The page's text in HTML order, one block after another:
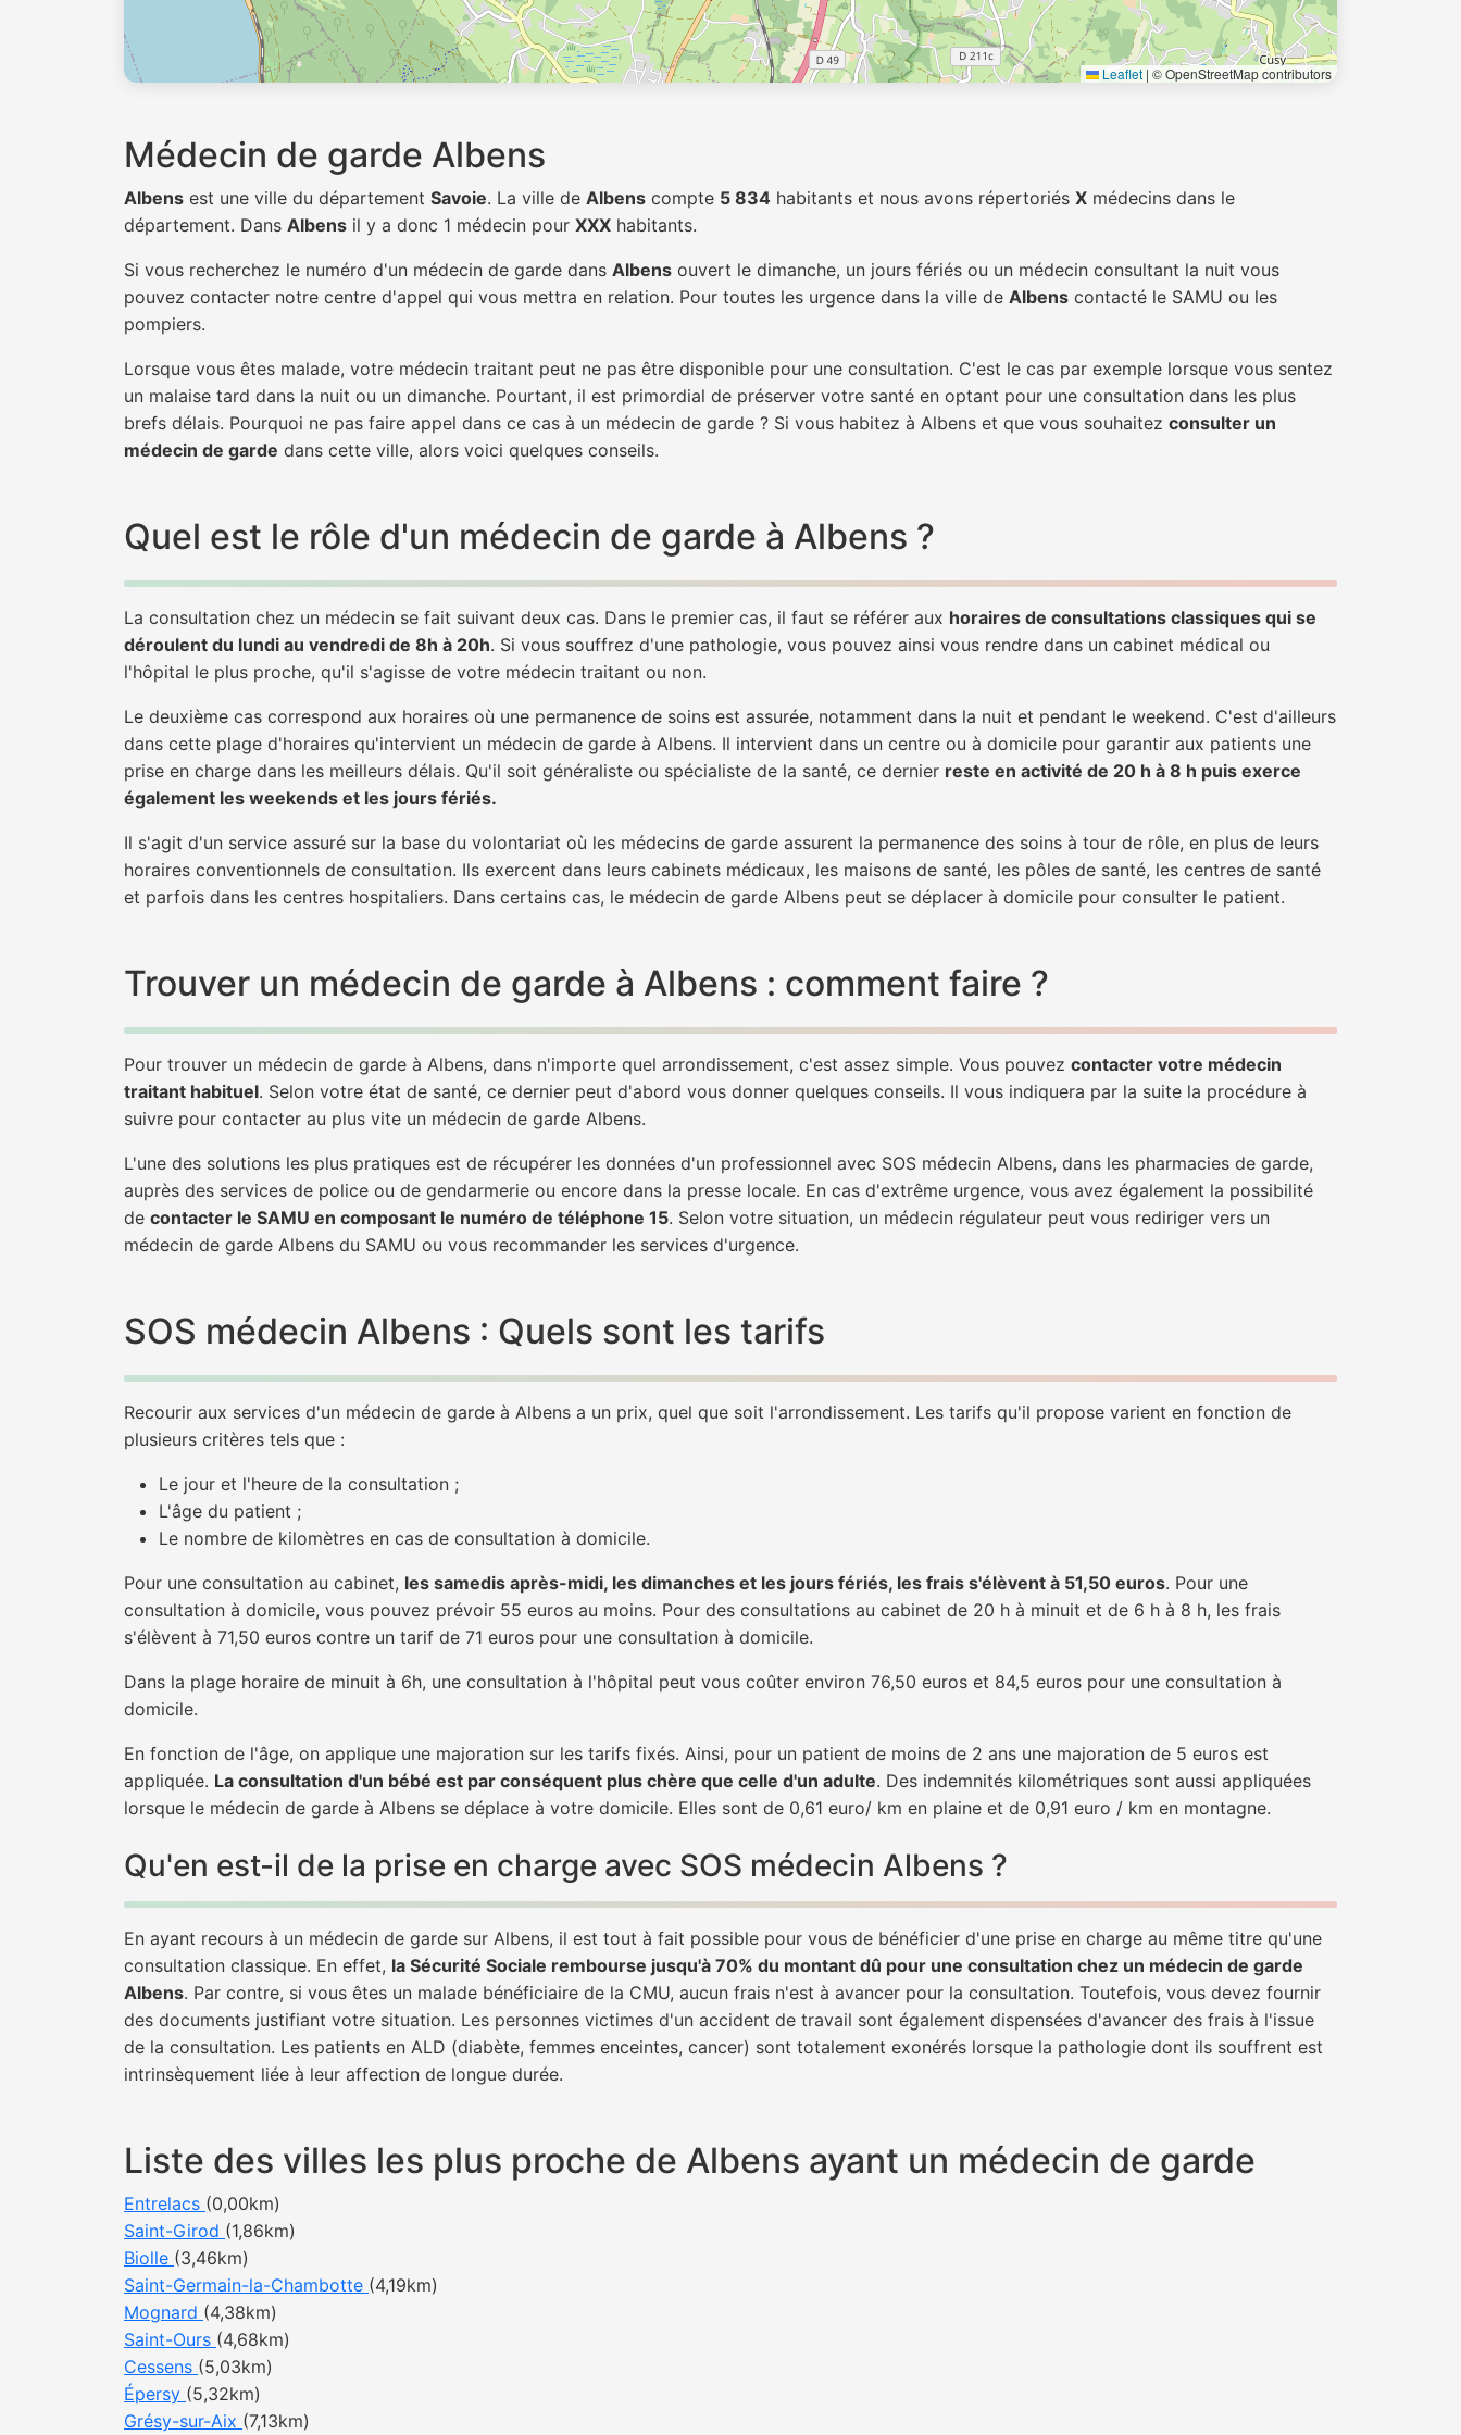
Leaflet | © OpenStreetMap contributors
Médecin de garde Albens
Albens est une ville du département Savoie. La ville de Albens compte 5 834 habitants et nous avons répertoriés X médecins dans le
département. Dans Albens il y a donc 1 médecin pour XXX habitants.
Si vous recherchez le numéro d'un médecin de garde dans Albens ouvert le dimanche, un jours fériés ou un médecin consultant la nuit vous
pouvez contacter notre centre d'appel qui vous mettra en relation. Pour toutes les urgence dans la ville de Albens contacté le SAMU ou les
pompiers.
Lorsque vous êtes malade, votre médecin traitant peut ne pas être disponible pour une consultation. C'est le cas par exemple lorsque vous sentez
un malaise tard dans la nuit ou un dimanche. Pourtant, il est primordial de préserver votre santé en optant pour une consultation dans les plus
brefs délais. Pourquoi ne pas faire appel dans ce cas à un médecin de garde ? Si vous habitez à Albens et que vous souhaitez consulter un
médecin de garde dans cette ville, alors voici quelques conseils.
Quel est le rôle d'un médecin de garde à Albens ?
La consultation chez un médecin se fait suivant deux cas. Dans le premier cas, il faut se référer aux horaires de consultations classiques qui se
déroulent du lundi au vendredi de 8h à 20h. Si vous souffrez d'une pathologie, vous pouvez ainsi vous rendre dans un cabinet médical ou
l'hôpital le plus proche, qu'il s'agisse de votre médecin traitant ou non.
Le deuxième cas correspond aux horaires où une permanence de soins est assurée, notamment dans la nuit et pendant le weekend. C'est d'ailleurs
dans cette plage d'horaires qu'intervient un médecin de garde à Albens. Il intervient dans un centre ou à domicile pour garantir aux patients une
prise en charge dans les meilleurs délais. Qu'il soit généraliste ou spécialiste de la santé, ce dernier reste en activité de 20 h à 8 h puis exerce
également les weekends et les jours fériés.
Il s'agit d'un service assuré sur la base du volontariat où les médecins de garde assurent la permanence des soins à tour de rôle, en plus de leurs
horaires conventionnels de consultation. Ils exercent dans leurs cabinets médicaux, les maisons de santé, les pôles de santé, les centres de santé
et parfois dans les centres hospitaliers. Dans certains cas, le médecin de garde Albens peut se déplacer à domicile pour consulter le patient.
Trouver un médecin de garde à Albens : comment faire ?
Pour trouver un médecin de garde à Albens, dans n'importe quel arrondissement, c'est assez simple. Vous pouvez contacter votre médecin
traitant habituel. Selon votre état de santé, ce dernier peut d'abord vous donner quelques conseils. Il vous indiquera par la suite la procédure à
suivre pour contacter au plus vite un médecin de garde Albens.
L'une des solutions les plus pratiques est de récupérer les données d'un professionnel avec SOS médecin Albens, dans les pharmacies de garde,
auprès des services de police ou de gendarmerie ou encore dans la presse locale. En cas d'extrême urgence, vous avez également la possibilité
de contacter le SAMU en composant le numéro de téléphone 15. Selon votre situation, un médecin régulateur peut vous rediriger vers un
médecin de garde Albens du SAMU ou vous recommander les services d'urgence.
SOS médecin Albens : Quels sont les tarifs
Recourir aux services d'un médecin de garde à Albens a un prix, quel que soit l'arrondissement. Les tarifs qu'il propose varient en fonction de
plusieurs critères tels que :
Le jour et l'heure de la consultation ;
L'âge du patient ;
Le nombre de kilomètres en cas de consultation à domicile.
Pour une consultation au cabinet, les samedis après-midi, les dimanches et les jours fériés, les frais s'élèvent à 51,50 euros. Pour une
consultation à domicile, vous pouvez prévoir 55 euros au moins. Pour des consultations au cabinet de 20 h à minuit et de 6 h à 8 h, les frais
s'élèvent à 71,50 euros contre un tarif de 71 euros pour une consultation à domicile.
Dans la plage horaire de minuit à 6h, une consultation à l'hôpital peut vous coûter environ 76,50 euros et 84,5 euros pour une consultation à
domicile.
En fonction de l'âge, on applique une majoration sur les tarifs fixés. Ainsi, pour un patient de moins de 2 ans une majoration de 5 euros est
appliquée. La consultation d'un bébé est par conséquent plus chère que celle d'un adulte. Des indemnités kilométriques sont aussi appliquées
lorsque le médecin de garde à Albens se déplace à votre domicile. Elles sont de 0,61 euro/ km en plaine et de 0,91 euro / km en montagne.
Qu'en est-il de la prise en charge avec SOS médecin Albens ?
En ayant recours à un médecin de garde sur Albens, il est tout à fait possible pour vous de bénéficier d'une prise en charge au même titre qu'une
consultation classique. En effet, la Sécurité Sociale rembourse jusqu'à 70% du montant dû pour une consultation chez un médecin de garde
Albens. Par contre, si vous êtes un malade bénéficiaire de la CMU, aucun frais n'est à avancer pour la consultation. Toutefois, vous devez fournir
des documents justifiant votre situation. Les personnes victimes d'un accident de travail sont également dispensées d'avancer des frais à l'issue
de la consultation. Les patients en ALD (diabète, femmes enceintes, cancer) sont totalement exonérés lorsque la pathologie dont ils souffrent est
intrinsèquement liée à leur affection de longue durée.
Liste des villes les plus proche de Albens ayant un médecin de garde
Entrelacs (0,00km)
Saint-Girod (1,86km)
Biolle (3,46km)
Saint-Germain-la-Chambotte (4,19km)
Mognard (4,38km)
Saint-Ours (4,68km)
Cessens (5,03km)
Épersy (5,32km)
Grésy-sur-Aix (7,13km)